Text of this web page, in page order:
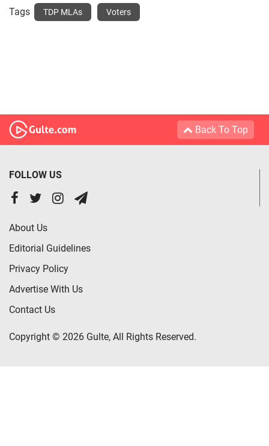
Tags TDP MLAs Voters
Back To Top
FOLLOW US
About Us
Editorial Guidelines
Privacy Policy
Advertise With Us
Contact Us
Copyright © 2026 Gulte, All Rights Reserved.